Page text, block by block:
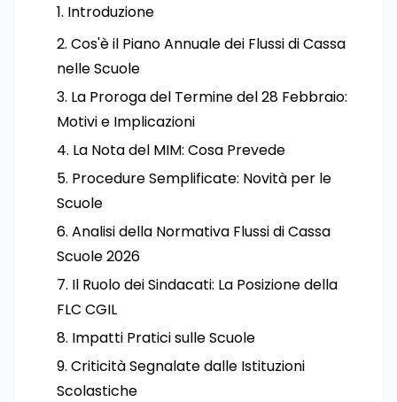
Introduzione
Cos'è il Piano Annuale dei Flussi di Cassa
nelle Scuole
La Proroga del Termine del 28 Febbraio:
Motivi e Implicazioni
La Nota del MIM: Cosa Prevede
Procedure Semplificate: Novità per le
Scuole
Analisi della Normativa Flussi di Cassa
Scuole 2026
Il Ruolo dei Sindacati: La Posizione della
FLC CGIL
Impatti Pratici sulle Scuole
Criticità Segnalate dalle Istituzioni
Scolastiche